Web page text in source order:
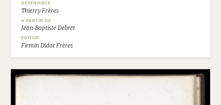
DESENHISTA
Thierry Frères
A PARTIR DE
Jean-Baptiste Debret
EDITOR
Firmin Didot Frères